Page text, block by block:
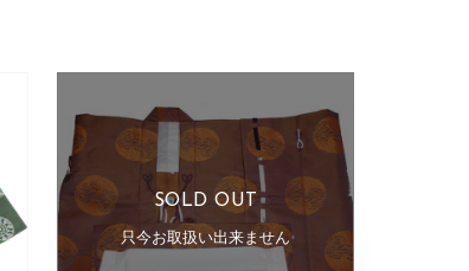
SOLD OUT
只今お取扱い出来ません